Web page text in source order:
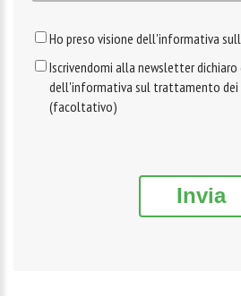
Ho preso visione dell'informativa
Iscrivendomi alla newsletter dichiaro
dell'informativa sul trattamento dei
(facoltativo)
Invia